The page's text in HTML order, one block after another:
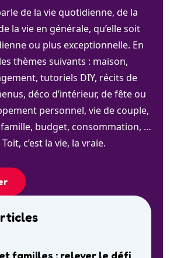
de la vie quotidienne, de la
la vie en générale, qu’elle soit
ou plus exceptionnelle. En
thèmes suivants : maison,
tutoriels DIY, récits de
déco d’intérieur, de fête ou
personnel, vie de couple,
budget, consommation, …
c’est la vie, la vraie.
familles : relever le défi